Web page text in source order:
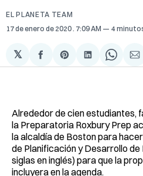
EL PLANETA TEAM
17 de enero de 2020 . 7:09 AM 4
𝕏
Compartir
en
Share
on
Compartir
en
Share
on
Alrededor de cien estudiantes,
la Preparatoria Roxbury Prep
la alcaldía de Boston para
de Planificación y Desarrollo
siglas en inglés) para que la
incluyera en la agenda.